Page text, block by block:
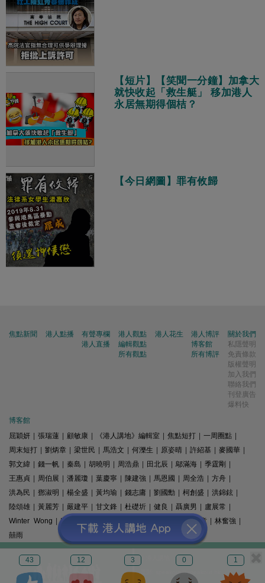
43 12 3 0 1
【短片】【笑聞一分鐘】加拿大
就快收起「救生艇」 移加港人
永居無期得個桔？
【今日網圖】罪有攸歸
焦點新聞 港人點播
有聲專欄
港人直播
港人觀點
編輯觀點
所有觀點
港人花生
港人博評
博客館
所有博評
關於我們
私隱聲明
免責條款
版權聲明
加入我們
聯絡我們
刊登廣告
爆料快
博客館
屈穎妍
張瑞蓮 顧敏康 《港人講地》編輯室 焦點短打 一周圈點
周末短打
劉炳章 梁世民 馬浩文 何濼生 原姿晴 許紹基 麥國華
郭文緯
錢一帆 秦島 胡曉明 周浩鼎 田北辰 鄔滿海 季霆剛
王惠貞
周伯展 潘麗瓊 葉慶寧 陳建強 馬恩國 周全浩 方舟
洪為民
鄧淑明 楊全盛 黃均瑜 錢志庸 劉國勳 柯創盛 洪錦鉉
陸頌雄
黃麗芳 嚴建平 甘文鋒 杜礎圻 健良 聶廣男 盧展常
Winter Wong
K2 梁文新 羅崑 姚銘 精選文章 林奮強
囍雨
© 港人講地
電郵: speakout@speakout.hk